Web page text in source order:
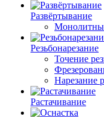
Развёртывание
Резьбонарезание
Точение
Нарезание
Растачивание